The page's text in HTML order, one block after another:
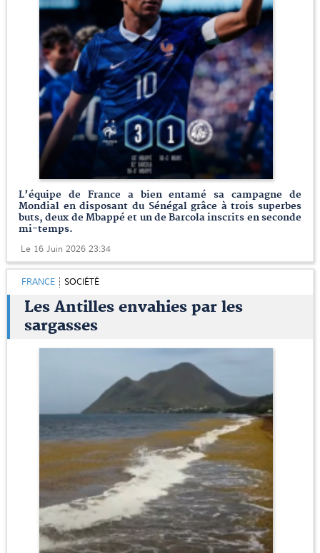
L’équipe de France a bien entamé sa campagne de
Mondial en disposant du Sénégal grâce à trois superbes
buts, deux de Mbappé et un de Barcola inscrits en seconde
mi-temps.
Le 16 Juin 2026 23:34
FRANCE SOCIÉTÉ
Les Antilles envahies par les
sargasses